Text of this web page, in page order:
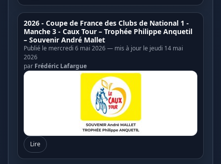
2026 - Coupe de France des Clubs de National 1 -
Manche 3 - Caux Tour – Trophée Philippe Anquetil
– Souvenir André Mallet
Publié le mercredi 6 mai 2026 — mis à jour le jeudi 14 mai
2026
par Frédéric Lafargue
Lire